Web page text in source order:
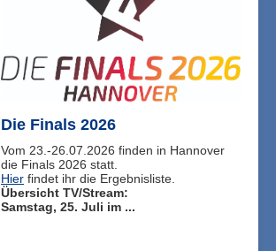
Die Finals 2026
Vom 23.-26.07.2026 finden in Hannover
die Finals 2026 statt.
Hier findet ihr die Ergebnisliste.
Übersicht TV/Stream:
Samstag, 25. Juli im ...